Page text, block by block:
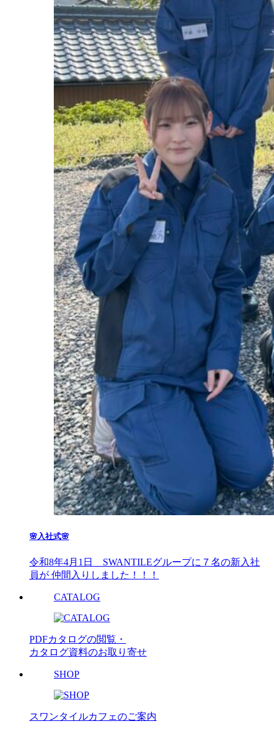
🌸入社式🌸
令和8年4月1日 SWANTILEグループに７名の新入社
員が 仲間入りしました！！！
CATALOG
PDFカタログの閲覧・
カタログ資料のお取り寄せ
SHOP
スワンタイルカフェのご案内